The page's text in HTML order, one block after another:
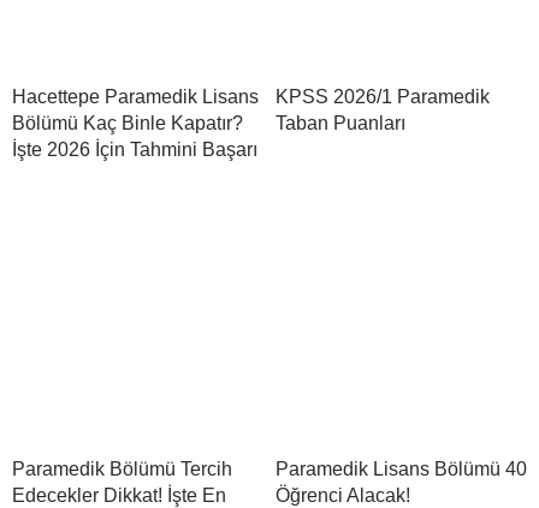
Hacettepe Paramedik Lisans
Bölümü Kaç Binle Kapatır?
İşte 2026 İçin Tahmini Başarı
KPSS 2026/1 Paramedik
Taban Puanları
Paramedik Bölümü Tercih
Edecekler Dikkat! İşte En
Paramedik Lisans Bölümü 40
Öğrenci Alacak!